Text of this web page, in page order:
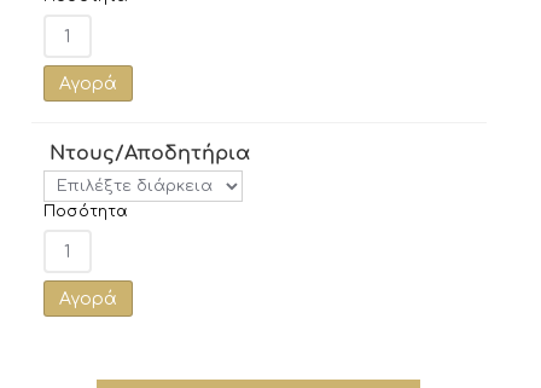
Αγορά
Ντους/Αποδητήρια
Ποσότητα
Αγορά